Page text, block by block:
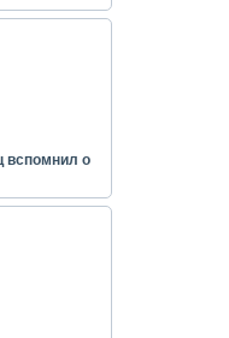
вспомнил о